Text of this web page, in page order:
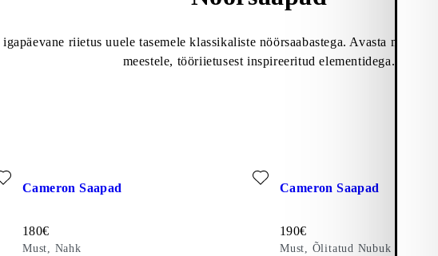
riietus uuele tasemele klassikaliste nöörsaabastega. Avasta meie
meestele, tööriietusest inspireeritud elementidega.
Cameron Saapad
Hind:
180€
Must, Nahk
Lisa lemmikuks: CAMERON SAAPAD (Must, Nahk)
Cameron Saapad
Hind:
190€
Must, Õlitatud Nubuk
Lisa lemmikuks: CAMERON